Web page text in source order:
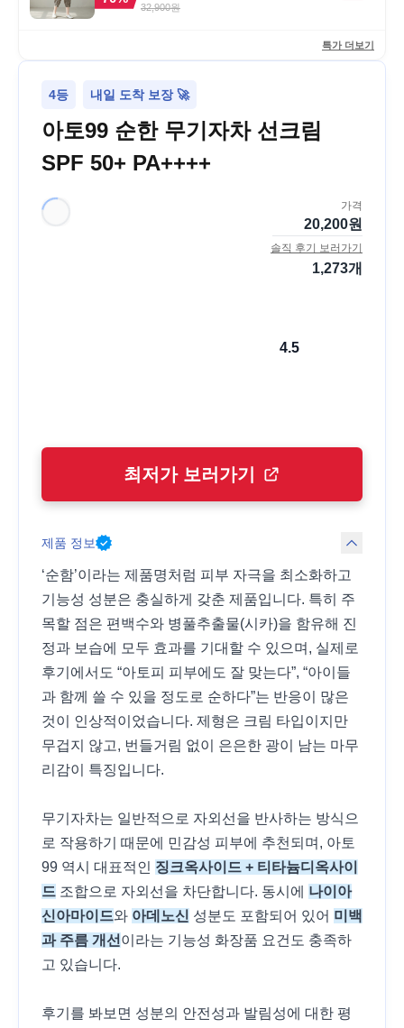
32,900원
특가 더보기
4등 내일 도착 보장 🚀
아토99 순한 무기자차 선크림
SPF 50+ PA++++
가격
20,200원
솔직 후기 보러가기
1,273개
4.5
최저가 보러가기
제품 정보
‘순함’이라는 제품명처럼 피부 자극을 최소화하고
기능성 성분은 충실하게 갖춘 제품입니다. 특히 주
목할 점은 편백수와 병풀추출물(시카)을 함유해 진
정과 보습에 모두 효과를 기대할 수 있으며, 실제로
후기에서도 “아토피 피부에도 잘 맞는다”, “아이들
과 함께 쓸 수 있을 정도로 순하다”는 반응이 많은
것이 인상적이었습니다. 제형은 크림 타입이지만
무겁지 않고, 번들거림 없이 은은한 광이 남는 마무
리감이 특징입니다.
무기자차는 일반적으로 자외선을 반사하는 방식으
로 작용하기 때문에 민감성 피부에 추천되며, 아토
99 역시 대표적인 징크옥사이드 + 티타늄디옥사이
드 조합으로 자외선을 차단합니다. 동시에 나이아
신아마이드와 아데노신 성분도 포함되어 있어 미백
과 주름 개선 이라는 기능성 화장품 요건도 충족하
고 있습니다.
후기를 봐보면 성분의 안전성과 발림성에 대한 평